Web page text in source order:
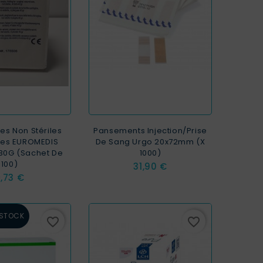
Non Stériles
EUROMEDIS
(sachet De
100)
€
Pansements Injection/prise
De Sang Urgo 20x72mm (x
1000)
Prix
31,90 €
favorite_border favorite_border